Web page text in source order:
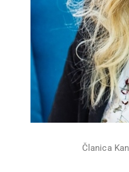
Članica